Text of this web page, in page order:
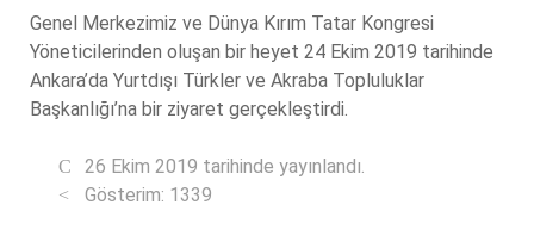
Genel Merkezimiz ve Dünya Kırım Tatar Kongresi
Yöneticilerinden oluşan bir heyet 24 Ekim 2019 tarihinde
Ankara’da Yurtdışı Türkler ve Akraba Topluluklar
Başkanlığı’na bir ziyaret gerçekleştirdi.
26 Ekim 2019 tarihinde yayınlandı.
Gösterim: 1339